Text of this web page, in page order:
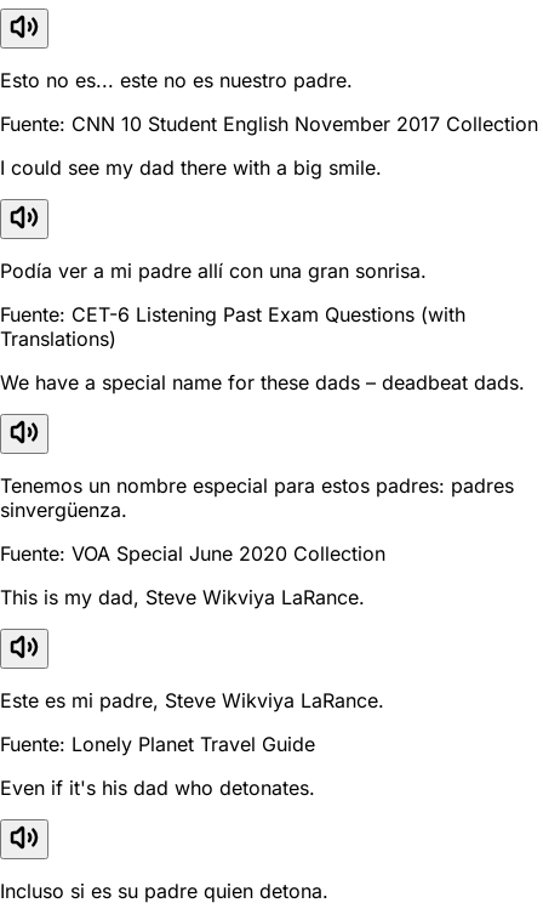
Esto no es... este no es nuestro padre.
Fuente: CNN 10 Student English November 2017 Collection
I could see my dad there with a big smile.
Podía ver a mi padre allí con una gran sonrisa.
Fuente: CET-6 Listening Past Exam Questions (with
Translations)
We have a special name for these dads – deadbeat dads.
Tenemos un nombre especial para estos padres: padres
sinvergüenza.
Fuente: VOA Special June 2020 Collection
This is my dad, Steve Wikviya LaRance.
Este es mi padre, Steve Wikviya LaRance.
Fuente: Lonely Planet Travel Guide
Even if it's his dad who detonates.
Incluso si es su padre quien detona.